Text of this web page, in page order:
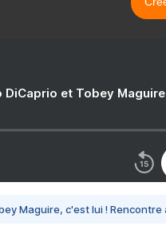
DiCaprio et Tobey
Maguire, c'est lui !